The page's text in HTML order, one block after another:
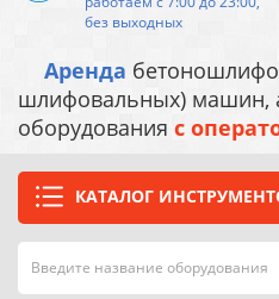
без выходных
Аренда
шлифовальных) машин,
оборудования с
КАТАЛОГ